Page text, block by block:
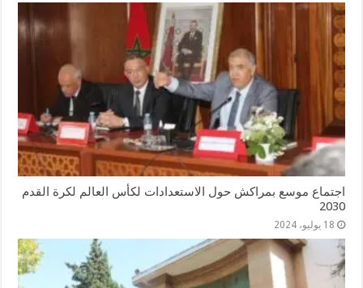
اجتماع موسع بمراكش حول الاستعدادات لكأس العالم لكرة القدم
2030
18 يوليو، 2024